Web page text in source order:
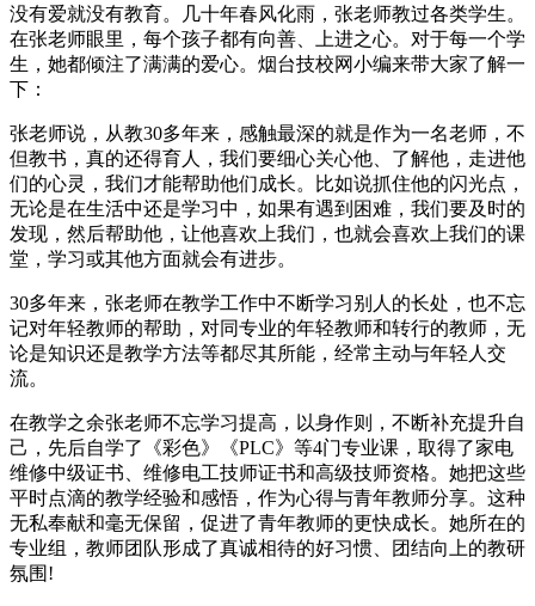
没有爱就没有教育。几十年春风化雨，张老师教过各类学生。
在张老师眼里，每个孩子都有向善、上进之心。对于每一个学
生，她都倾注了满满的爱心。烟台技校网小编来带大家了解一
下：
张老师说，从教30多年来，感触最深的就是作为一名老师，不
但教书，真的还得育人，我们要细心关心他、了解他，走进他
们的心灵，我们才能帮助他们成长。比如说抓住他的闪光点，
无论是在生活中还是学习中，如果有遇到困难，我们要及时的
发现，然后帮助他，让他喜欢上我们，也就会喜欢上我们的课
堂，学习或其他方面就会有进步。
30多年来，张老师在教学工作中不断学习别人的长处，也不忘
记对年轻教师的帮助，对同专业的年轻教师和转行的教师，无
论是知识还是教学方法等都尽其所能，经常主动与年轻人交
流。
在教学之余张老师不忘学习提高，以身作则，不断补充提升自
己，先后自学了《彩色》《PLC》等4门专业课，取得了家电
维修中级证书、维修电工技师证书和高级技师资格。她把这些
平时点滴的教学经验和感悟，作为心得与青年教师分享。这种
无私奉献和毫无保留，促进了青年教师的更快成长。她所在的
专业组，教师团队形成了真诚相待的好习惯、团结向上的教研
氛围!